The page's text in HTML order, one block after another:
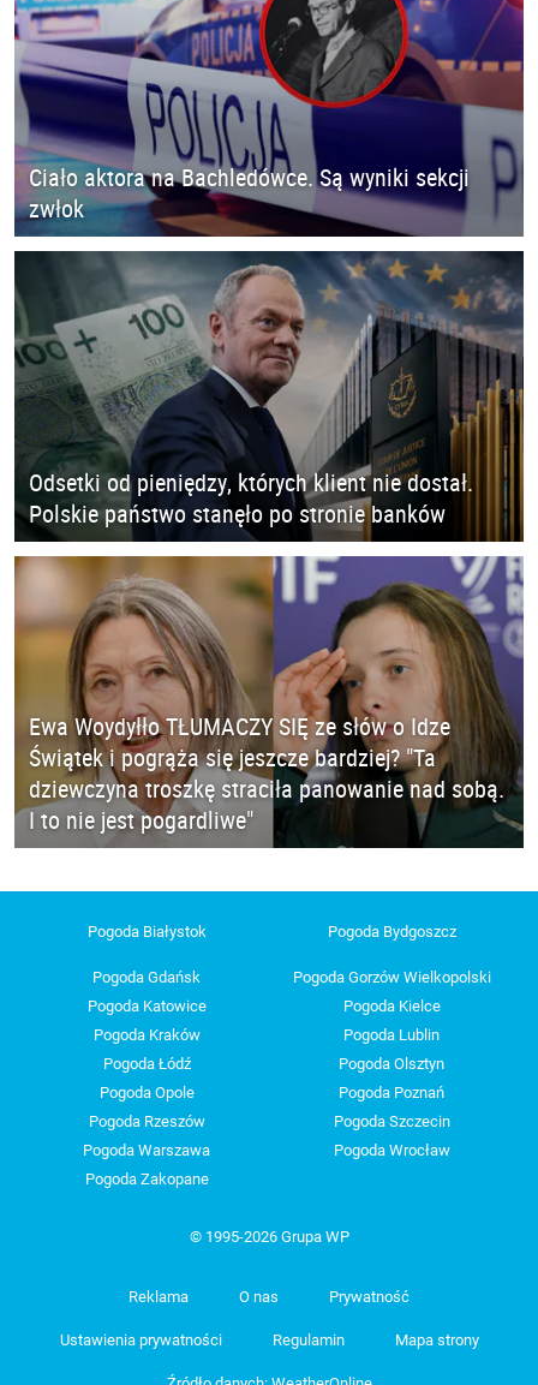
Ciało aktora na Bachledówce. Są wyniki sekcji
zwłok
Odsetki od pieniędzy, których klient nie dostał.
Polskie państwo stanęło po stronie banków
Ewa Woydyłło TŁUMACZY SIĘ ze słów o Idze
Świątek i pogrąża się jeszcze bardziej? "Ta
dziewczyna troszkę straciła panowanie nad sobą.
I to nie jest pogardliwe"
Pogoda Białystok Pogoda Bydgoszcz
Pogoda Gdańsk
Pogoda Gorzów Wielkopolski
Pogoda Katowice
Pogoda Kielce
Pogoda Kraków
Pogoda Lublin
Pogoda Łódź
Pogoda Olsztyn
Pogoda Opole
Pogoda Poznań
Pogoda Rzeszów
Pogoda Szczecin
Pogoda Warszawa
Pogoda Wrocław
Pogoda Zakopane
© 1995-2026 Grupa WP
Reklama O nas Prywatność
Ustawienia prywatności Regulamin Mapa strony